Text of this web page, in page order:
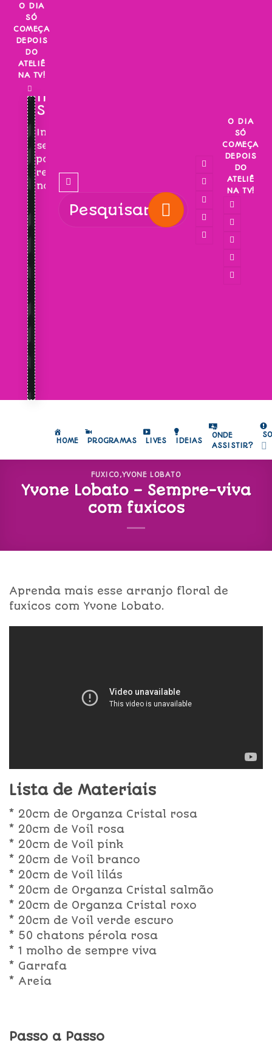
Skip
content
O DIA
SÓ
COMEÇA
DEPOIS
DO
ATELIÊ
NA TV!
INSCREVA-
SE!
Inscreva-
se
para
receber
novidades!
O DIA
SÓ
COMEÇA
DEPOIS
DO
ATELIÊ
NA TV!
HOME PROGRAMAS LIVES IDEIAS
ONDE
ASSISTIR?
FUXICO,YVONE LOBATO
Yvone Lobato – Sempre-viva
com fuxicos
Aprenda mais esse arranjo floral de
fuxicos com Yvone Lobato.
Lista de Materiais
* 20cm de Organza Cristal rosa
* 20cm de Voil rosa
* 20cm de Voil pink
* 20cm de Voil branco
* 20cm de Voil lilás
* 20cm de Organza Cristal salmão
* 20cm de Organza Cristal roxo
* 20cm de Voil verde escuro
* 50 chatons pérola rosa
* 1 molho de sempre viva
* Garrafa
* Areia
Passo a Passo